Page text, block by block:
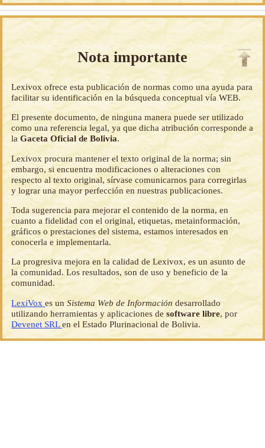
Nota importante
Lexivox ofrece esta publicación de normas como una ayuda para
facilitar su identificación en la búsqueda conceptual vía WEB.
El presente documento, de ninguna manera puede ser utilizado
como una referencia legal, ya que dicha atribución corresponde a
laGaceta Oficial de Bolivia.
Lexivox procura mantener el texto original de la norma; sin
embargo, si encuentra modificaciones o alteraciones con
respecto al texto original, sírvase comunicarnos para corregirlas
y lograr una mayor perfección en nuestras publicaciones.
Toda sugerencia para mejorar el contenido de la norma, en
cuanto a fidelidad con el original, etiquetas, metainformación,
gráficos o prestaciones del sistema, estamos interesados en
conocerla e implementarla.
La progresiva mejora en la calidad de Lexivox, es un asunto de
la comunidad. Los resultados, son de uso y beneficio de la
comunidad.
LexiVoxes unSistema Web de Información desarrollado
utilizando herramientas y aplicaciones desoftware libre, por
Devenet SRLen el Estado Plurinacional de Bolivia.